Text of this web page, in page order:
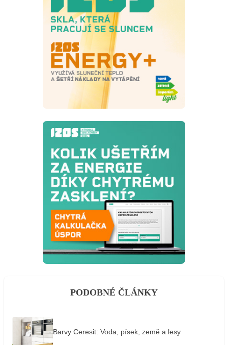
PODOBNÉ ČLÁNKY
Barvy Ceresit: Voda, písek, země a lesy